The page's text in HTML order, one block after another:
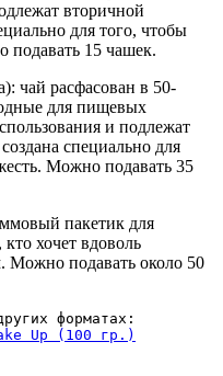
вторичной
для того, чтобы
подавать 15 чашек.
чай расфасован в 50-
для пищевых
и подлежат
специально для
Можно подавать 35
пакетик для
хочет вдоволь
Можно подавать около 50
Up (100 гр.)